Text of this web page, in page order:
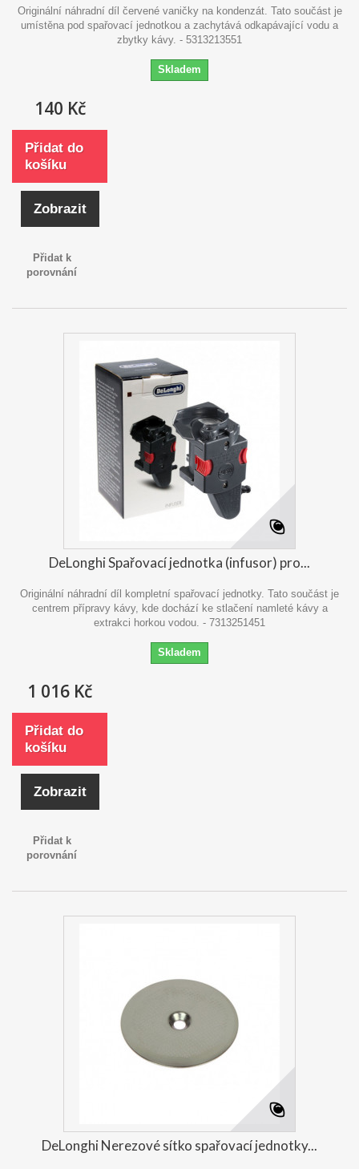
Originální náhradní díl červené vaničky na kondenzát. Tato součást je
umístěna pod spařovací jednotkou a zachytává odkapávající vodu a
zbytky kávy. - 5313213551
Skladem
140 Kč
Přidat do
košíku
Zobrazit
Přidat k
porovnání
DeLonghi Spařovací jednotka (infusor) pro...
Originální náhradní díl kompletní spařovací jednotky. Tato součást je
centrem přípravy kávy, kde dochází ke stlačení namleté kávy a
extrakci horkou vodou. - 7313251451
Skladem
1 016 Kč
Přidat do
košíku
Zobrazit
Přidat k
porovnání
DeLonghi Nerezové sítko spařovací jednotky...